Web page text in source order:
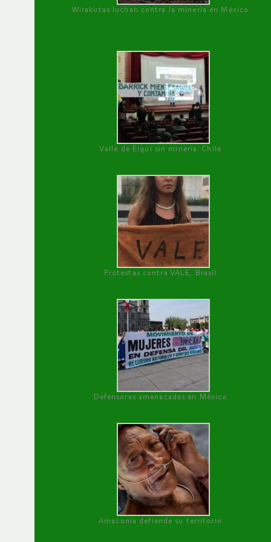
Wirakutas luchan contra la minería en México
Valle de Elqui sin minería. Chile
Protestas contra VALE, Brasil
Defensoras amenazadas en México
Amazonía defiende su territorio